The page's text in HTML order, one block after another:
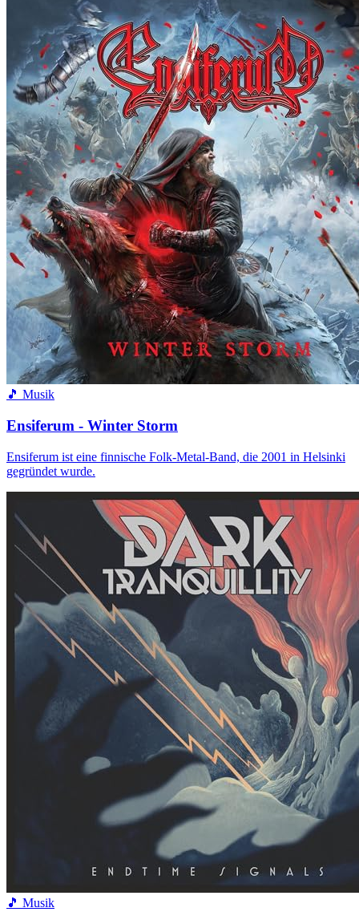
🎵 Musik
Ensiferum - Winter Storm
Ensiferum ist eine finnische Folk-Metal-Band, die 2001 in Helsinki
gegründet wurde.
🎵 Musik